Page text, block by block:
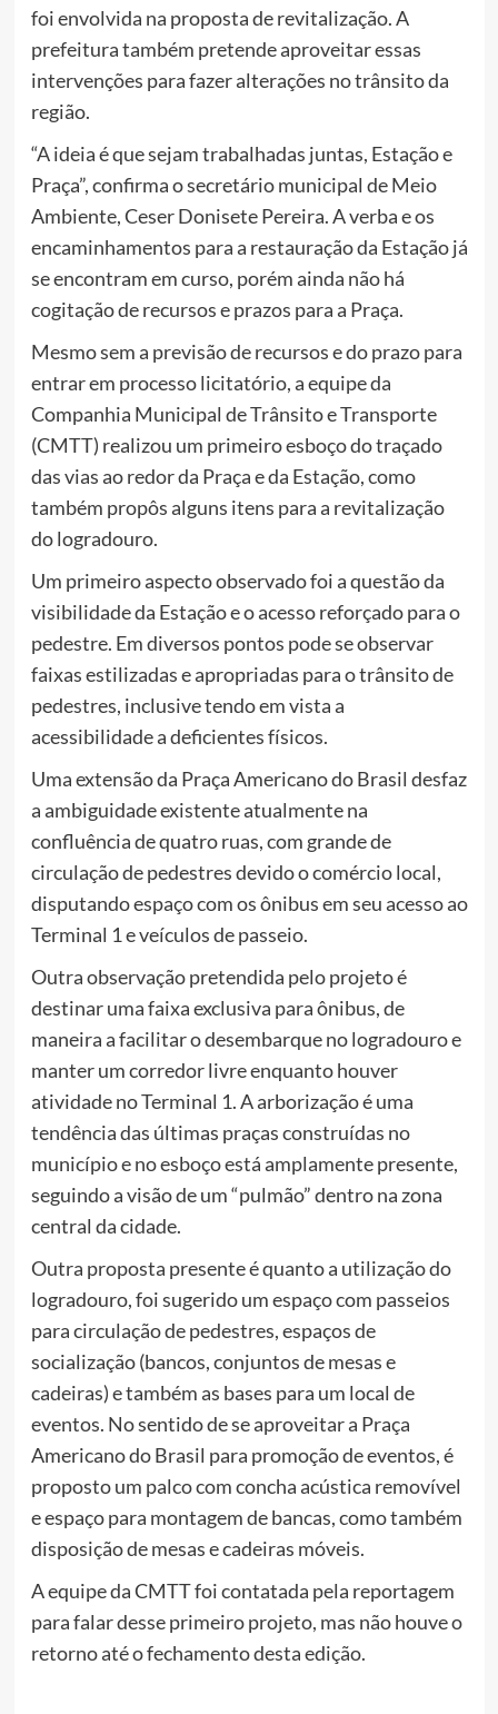
foi envolvida na proposta de revitalização. A
prefeitura também pretende aproveitar essas
intervenções para fazer alterações no trânsito da
região.
“A ideia é que sejam trabalhadas juntas, Estação e
Praça”, confirma o secretário municipal de Meio
Ambiente, Ceser Donisete Pereira. A verba e os
encaminhamentos para a restauração da Estação já
se encontram em curso, porém ainda não há
cogitação de recursos e prazos para a Praça.
Mesmo sem a previsão de recursos e do prazo para
entrar em processo licitatório, a equipe da
Companhia Municipal de Trânsito e Transporte
(CMTT) realizou um primeiro esboço do traçado
das vias ao redor da Praça e da Estação, como
também propôs alguns itens para a revitalização
do logradouro.
Um primeiro aspecto observado foi a questão da
visibilidade da Estação e o acesso reforçado para o
pedestre. Em diversos pontos pode se observar
faixas estilizadas e apropriadas para o trânsito de
pedestres, inclusive tendo em vista a
acessibilidade a deficientes físicos.
Uma extensão da Praça Americano do Brasil desfaz
a ambiguidade existente atualmente na
confluência de quatro ruas, com grande de
circulação de pedestres devido o comércio local,
disputando espaço com os ônibus em seu acesso ao
Terminal 1 e veículos de passeio.
Outra observação pretendida pelo projeto é
destinar uma faixa exclusiva para ônibus, de
maneira a facilitar o desembarque no logradouro e
manter um corredor livre enquanto houver
atividade no Terminal 1. A arborização é uma
tendência das últimas praças construídas no
município e no esboço está amplamente presente,
seguindo a visão de um “pulmão” dentro na zona
central da cidade.
Outra proposta presente é quanto a utilização do
logradouro, foi sugerido um espaço com passeios
para circulação de pedestres, espaços de
socialização (bancos, conjuntos de mesas e
cadeiras) e também as bases para um local de
eventos. No sentido de se aproveitar a Praça
Americano do Brasil para promoção de eventos, é
proposto um palco com concha acústica removível
e espaço para montagem de bancas, como também
disposição de mesas e cadeiras móveis.
A equipe da CMTT foi contatada pela reportagem
para falar desse primeiro projeto, mas não houve o
retorno até o fechamento desta edição.